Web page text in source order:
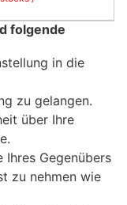
folgende
in die
zu gelangen.
über Ihre
Ihres Gegenübers
zu nehmen wie